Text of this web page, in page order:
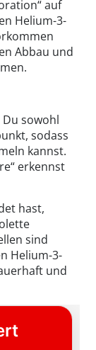
auf
Helium-3-
Abbau und
sowohl
sodass
kannst.
erkennst
hast,
sind
Helium-3-
und